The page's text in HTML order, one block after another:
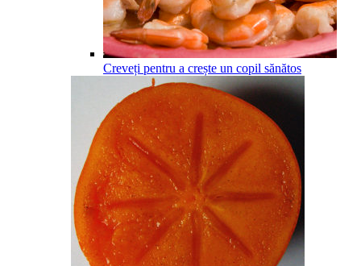
Creveți pentru a crește un copil sănătos